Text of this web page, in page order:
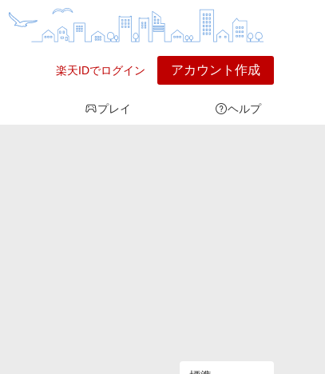
楽天IDでログイン アカウント作成
プレイ ヘルプ